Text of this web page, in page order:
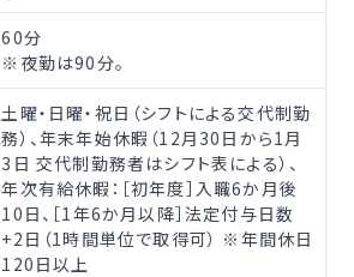
60分
※夜勤は90分。
土曜・日曜・祝日（シフトによる交代制勤
務）、年末年始休暇（12月30日から1月
3日 交代制勤務者はシフト表による）、
年次有給休暇：［初年度］入職6か月後
10日、［1年6か月以降］法定付与日数
+2日（1時間単位で取得可） ※年間休日
120日以上